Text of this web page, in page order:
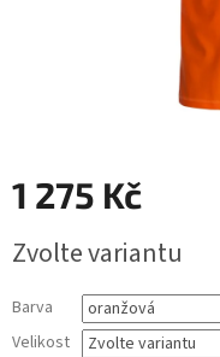
1 275 Kč
cena:
Zvolte variantu
Barva
Velikost